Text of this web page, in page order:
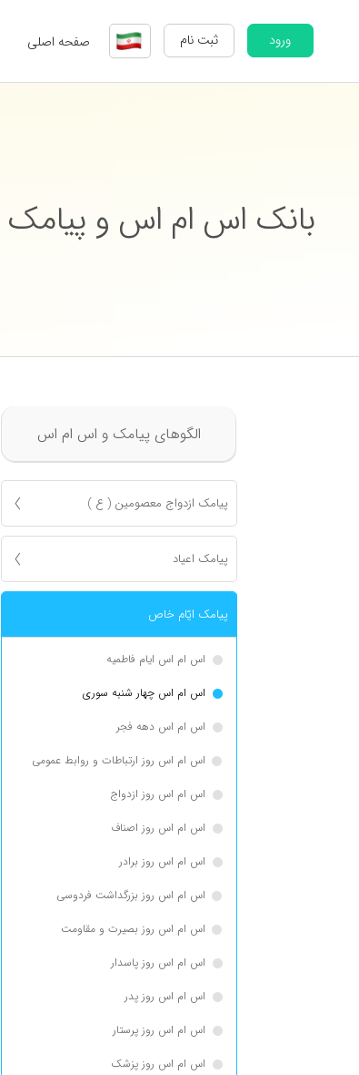
ورود ثبت نام صفحه اصلی
بانک اس ام اس و پیامک
الگوهای پیامک و اس ام اس
پیامک ازدواج معصومين ( ع )
پیامک اعياد
پیامک ايّام خاص
اس ام اس ایام فاطمیه
اس ام اس چهار شنبه سوری
اس ام اس دهه فجر
اس ام اس روز ارتباطات و روابط عمومی
اس ام اس روز ازدواج
اس ام اس روز اصناف
اس ام اس روز برادر
اس ام اس روز بزرگداشت فردوسی
اس ام اس روز بصیرت و مقاومت
اس ام اس روز پاسدار
اس ام اس روز پدر
اس ام اس روز پرستار
اس ام اس روز پزشک